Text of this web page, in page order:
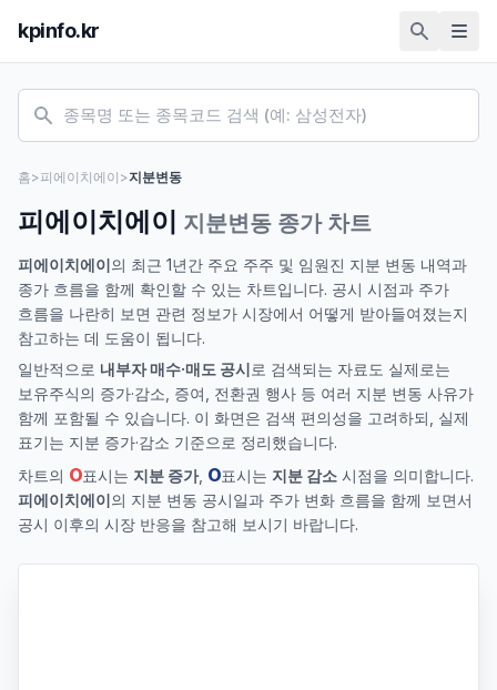
kpinfo.kr
홈>피에이치에이 >지분변동
피에이치에이 지분변동 종가 차트
피에이치에이의 최근 1년간 주요 주주 및 임원진 지분 변동 내역과
종가 흐름을 함께 확인할 수 있는 차트입니다. 공시 시점과 주가
흐름을 나란히 보면 관련 정보가 시장에서 어떻게 받아들여졌는지
참고하는 데 도움이 됩니다.
일반적으로 내부자 매수·매도 공시로 검색되는 자료도 실제로는
보유주식의 증가·감소, 증여, 전환권 행사 등 여러 지분 변동 사유가
함께 포함될 수 있습니다. 이 화면은 검색 편의성을 고려하되, 실제
표기는 지분 증가·감소 기준으로 정리했습니다.
차트의 O표시는 지분 증가, O표시는 지분 감소 시점을 의미합니다.
피에이치에이의 지분 변동 공시일과 주가 변화 흐름을 함께 보면서
공시 이후의 시장 반응을 참고해 보시기 바랍니다.